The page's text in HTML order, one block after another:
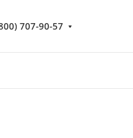
707-90-57